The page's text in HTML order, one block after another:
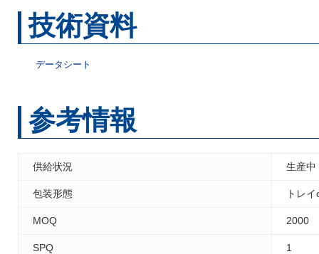
技術資料
データシート
参考情報
供給状況 生産中
包装形態 トレ
MOQ 2000
SPQ 1